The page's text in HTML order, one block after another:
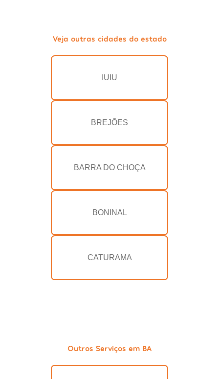
Veja outras cidades do estado
IUIU
BREJÕES
BARRA DO CHOÇA
BONINAL
CATURAMA
Outros Serviços em BA